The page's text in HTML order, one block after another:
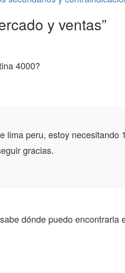
y ventas”
4000?
lima peru, estoy necesitando
gracias.
dónde puedo encontrarla